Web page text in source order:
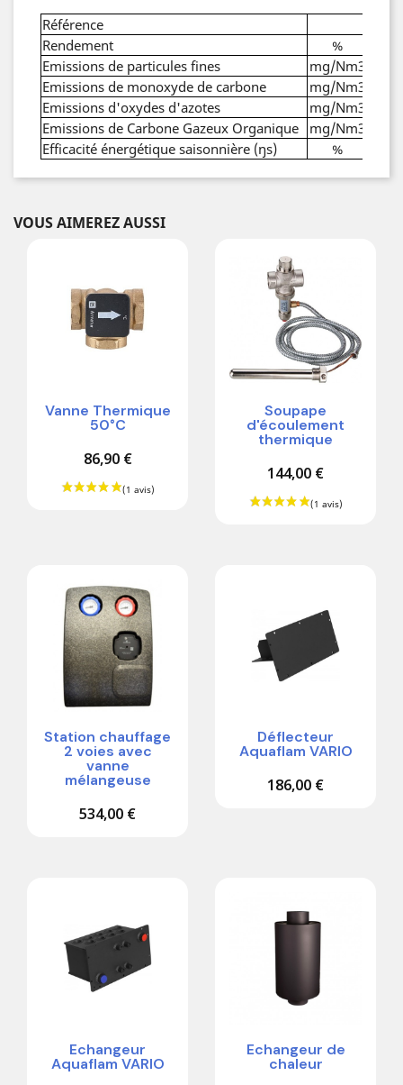
Référence
Rendement
%
Emissions de particules fines
mg/Nm3
Emissions de monoxyde de carbone
mg/Nm3
Emissions d'oxydes d'azotes
mg/Nm3
Emissions de Carbone Gazeux Organique
mg/Nm3
Efficacité énergétique saisonnière (ŋs)
%
VOUS AIMEREZ AUSSI
Vanne Thermique
50°C
86,90 €
Soupape
d'écoulement
thermique
144,00 €
Station chauffage
2 voies avec
vanne
mélangeuse
534,00 €
Déflecteur
Aquaflam VARIO
186,00 €
Echangeur
Aquaflam VARIO
Echangeur de
chaleur